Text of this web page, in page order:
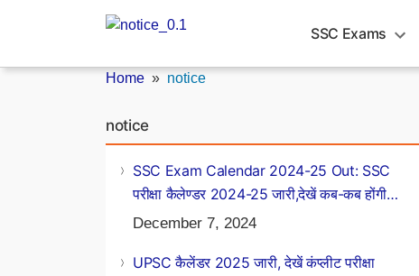
SSC Exams
Home » notice
notice
SSC Exam Calendar 2024-25 Out: SSC
परीक्षा कैलेण्डर 2024-25 जारी,देखें कब-कब होंगी
परीक्षाएं
December 7, 2024
UPSC कैलेंडर 2025 जारी, देखें कंप्लीट परीक्षा